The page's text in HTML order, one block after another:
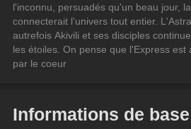
l'inconnu, persuadés qu'un beau jour,
connecterait l'univers tout entier.
autrefois Akivili et ses disciples
les étoiles. On pense que l'Express est
par le coeur
Informations de base